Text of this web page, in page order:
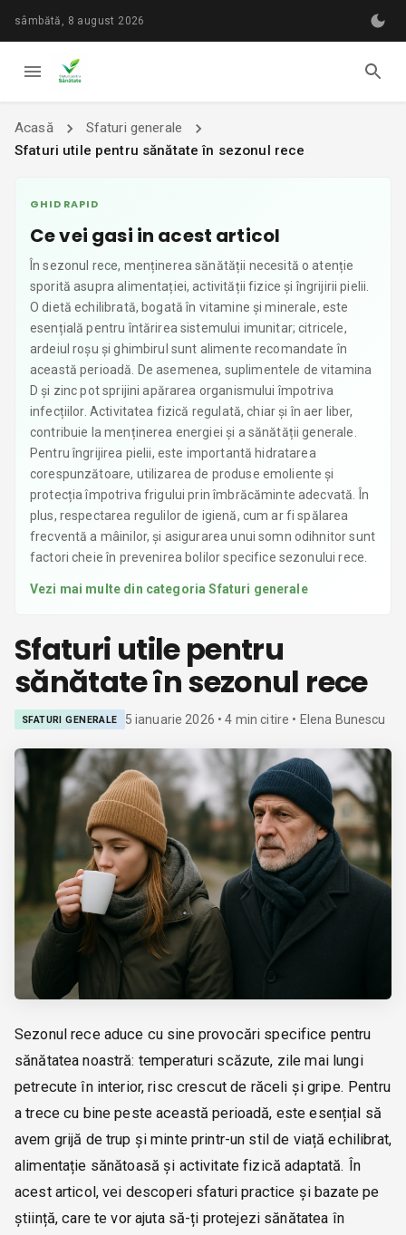
sâmbătă, 8 august 2026
Acasă
Sfaturi generale
Sfaturi utile pentru sănătate în sezonul rece
GHID RAPID
Ce vei gasi in acest articol
În sezonul rece, menținerea sănătății necesită o atenție
sporită asupra alimentației, activității fizice și îngrijirii pielii.
O dietă echilibrată, bogată în vitamine și minerale, este
esențială pentru întărirea sistemului imunitar; citricele,
ardeiul roșu și ghimbirul sunt alimente recomandate în
această perioadă. De asemenea, suplimentele de vitamina
D și zinc pot sprijini apărarea organismului împotriva
infecțiilor. Activitatea fizică regulată, chiar și în aer liber,
contribuie la menținerea energiei și a sănătății generale.
Pentru îngrijirea pielii, este importantă hidratarea
corespunzătoare, utilizarea de produse emoliente și
protecția împotriva frigului prin îmbrăcăminte adecvată. În
plus, respectarea regulilor de igienă, cum ar fi spălarea
frecventă a mâinilor, și asigurarea unui somn odihnitor sunt
factori cheie în prevenirea bolilor specifice sezonului rece.
Vezi mai multe din categoriaSfaturi generale
Sfaturi utile pentru
sănătate în sezonul rece
SFATURI GENERALE 5 ianuarie 2026 •4 min citire • Elena Bunescu
Sezonul rece aduce cu sine provocări specifice pentru
sănătatea noastră: temperaturi scăzute, zile mai lungi
petrecute în interior, risc crescut de răceli și gripe. Pentru
a trece cu bine peste această perioadă, este esențial să
avem grijă de trup și minte printr-un stil de viață echilibrat,
alimentație sănătoasă și activitate fizică adaptată. În
acest articol, vei descoperi sfaturi practice și bazate pe
știință, care te vor ajuta să-ți protejezi sănătatea în